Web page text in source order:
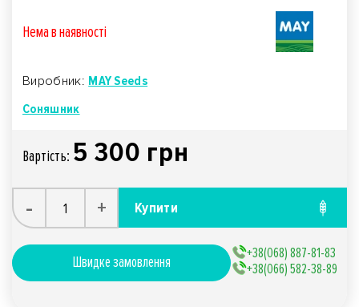
Нема в наявностi
Виробник: MAY Seeds
Соняшник
Вартiсть: 5 300 грн
- + Купити
Швидке замовлення
+38(068) 887-81-83
+38(066) 582-38-89